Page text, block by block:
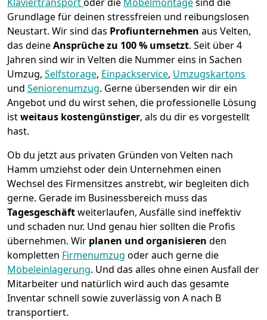
Grundlage für deinen stressfreien und reibungslosen
Neustart. Wir sind das Profiunternehmen aus Velten,
das deineAnsprüche zu 100 % umsetzt. Seit über 4
Jahren sind wir in Velten die Nummer eins in Sachen
Umzug, Selfstorage, Einpackservice, Umzugskartons
und Seniorenumzug. Gerne übersenden wir dir ein
Angebot und du wirst sehen, die professionelle Lösung
istweitaus kostengünstiger, als du dir es vorgestellt
hast.
Ob du jetzt aus privaten Gründen von Velten nach
Hamm umziehst oder dein Unternehmen einen
Wechsel des Firmensitzes anstrebt, wir begleiten dich
gerne. Gerade im Businessbereich muss das
Tagesgeschäftweiterlaufen, Ausfälle sind ineffektiv
und schaden nur. Und genau hier sollten die Profis
übernehmen. Wir planen und organisieren den
kompletten Firmenumzug oder auch gerne die
Möbeleinlagerung. Und das alles ohne einen Ausfall der
Mitarbeiter und natürlich wird auch das gesamte
Inventar schnell sowie zuverlässig von A nach B
transportiert.